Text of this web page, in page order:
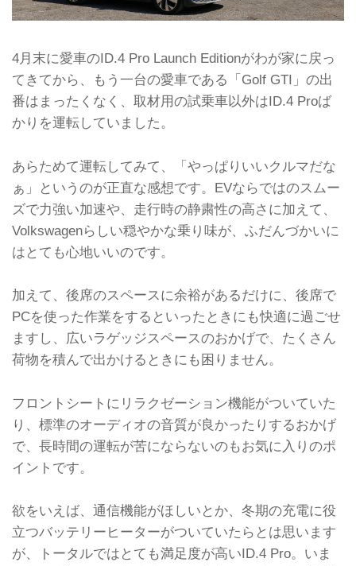
4月末に愛車のID.4 Pro Launch Editionがわが家に戻っ
てきてから、もう一台の愛車である「Golf GTI」の出
番はまったくなく、取材用の試乗車以外はID.4 Proば
かりを運転していました。
あらためて運転してみて、「やっぱりいいクルマだな
ぁ」というのが正直な感想です。EVならではのスムー
ズで力強い加速や、走行時の静粛性の高さに加えて、
Volkswagenらしい穏やかな乗り味が、ふだんづかいに
はとても心地いいのです。
加えて、後席のスペースに余裕があるだけに、後席で
PCを使った作業をするといったときにも快適に過ごせ
ますし、広いラゲッジスペースのおかげで、たくさん
荷物を積んで出かけるときにも困りません。
フロントシートにリラクゼーション機能がついていた
り、標準のオーディオの音質が良かったりするおかげ
で、長時間の運転が苦にならないのもお気に入りのポ
イントです。
欲をいえば、通信機能がほしいとか、冬期の充電に役
立つバッテリーヒーターがついていたらとは思います
が、トータルではとても満足度が高いID.4 Pro。いま